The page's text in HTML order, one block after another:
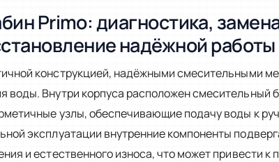
Primo: диагностика,
надёжной работы
конструкцией, надёжными смесительными
воды. Внутри корпуса расположен смесительный
узлы, обеспечивающие подачу воды к
эксплуатации внутренние компоненты
и естественного износа, что может привести к